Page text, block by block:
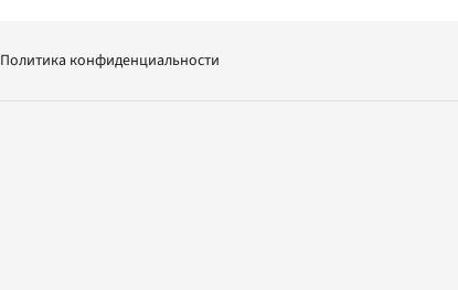
Политика конфиденциальности